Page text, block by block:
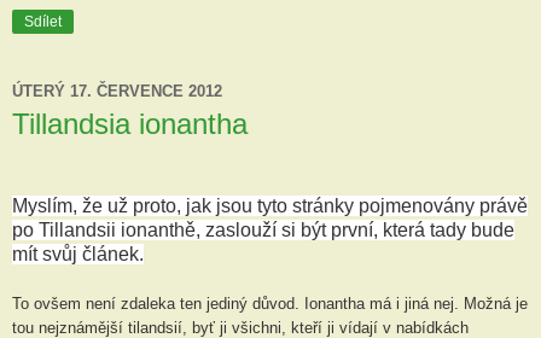
Sdílet
ÚTERÝ 17. ČERVENCE 2012
Tillandsia ionantha
Myslím, že už proto, jak jsou tyto stránky pojmenovány právě
po Tillandsii ionanthě, zaslouží si být první, která tady bude
mít svůj článek.
To ovšem není zdaleka ten jediný důvod. Ionantha má i jiná nej. Možná je
tou nejznámější tilandsií, byť ji všichni, kteří ji vídají v nabídkách